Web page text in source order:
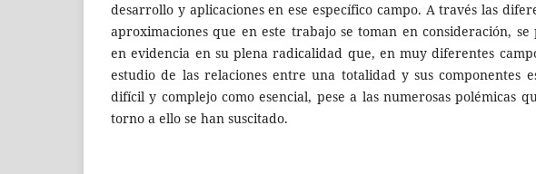
desarrollo y aplicaciones en ese específico campo. A través las
aproximaciones que en este trabajo se toman en consideración, se
en evidencia en su plena radicalidad que, en muy diferentes
estudio de las relaciones entre una totalidad y sus componentes
difícil y complejo como esencial, pese a las numerosas polémicas
torno a ello se han suscitado.